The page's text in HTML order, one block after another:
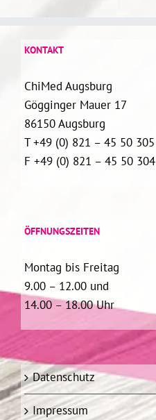
KONTAKT
ChiMed Augsburg
Gögginger Mauer 17
86150 Augsburg
T +49 (0) 821 – 45 50 305
F +49 (0) 821 – 45 50 304
ÖFFNUNGSZEITEN
Montag bis Freitag
9.00 – 12.00 und
14.00 – 18.00 Uhr
Datenschutz
Impressum